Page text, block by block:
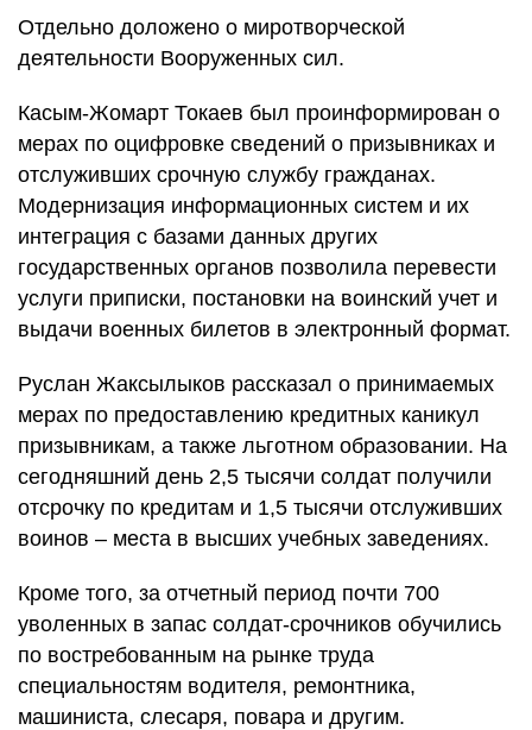
Отдельно доложено о миротворческой
деятельности Вооруженных сил.
Касым-Жомарт Токаев был проинформирован о
мерах по оцифровке сведений о призывниках и
отслуживших срочную службу гражданах.
Модернизация информационных систем и их
интеграция с базами данных других
государственных органов позволила перевести
услуги приписки, постановки на воинский учет и
выдачи военных билетов в электронный формат.
Руслан Жаксылыков рассказал о принимаемых
мерах по предоставлению кредитных каникул
призывникам, а также льготном образовании. На
сегодняшний день 2,5 тысячи солдат получили
отсрочку по кредитам и 1,5 тысячи отслуживших
воинов – места в высших учебных заведениях.
Кроме того, за отчетный период почти 700
уволенных в запас солдат-срочников обучились
по востребованным на рынке труда
специальностям водителя, ремонтника,
машиниста, слесаря, повара и другим.